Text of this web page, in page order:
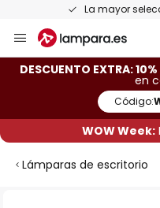
La mayor
al
contenido
DESCUENTO EXTRA:
en
Código:
WOW Week:
Lámparas de escritorio